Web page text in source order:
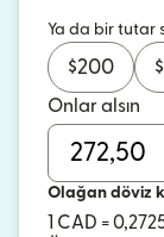
Ya da bir tutar
$200 $
Onlar alsın
Olağan döviz
1 CAD =